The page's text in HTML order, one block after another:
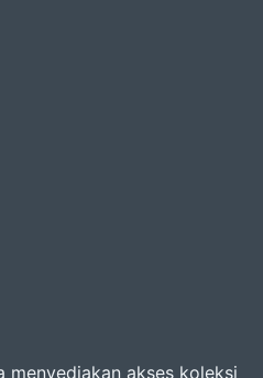
menyediakan akses koleksi